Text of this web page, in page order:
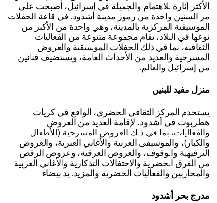
الأكثر إثارة للاهتمام والجميلة في إسرائيل، أصبحت على
مر السنين واحدة من رموز مدينة أشدود. في قاعة الحفلات
الموسيقية المركزية بالمدينة، وهي واحدة من الأكبر من
نوعها في البلاد، تقام مجموعة متنوعة من الفعاليات
الثقافية، بما في ذلك الحفلات الموسيقية والعروض
المسرحية والعديد من الأحداث العامة، ويستضيف فنانين
من إسرائيل والعالم.
منزل مفيد للبنين
يستخدم المركز الثقافي الحضري، الواقع في كريات
هطربوت في أشدود، لإقامة العديد من العروض
والفعاليات، بما في ذلك العروض المسرحية (للأطفال
والكبار)، والموسيقى العربية والأغاني العبرية، والعروض
الترفيهية والوقوف، والعروض العرقية، وعروض الرقص
من الفرق الحضرية والاحتفالات التذكارية والأغاني العربية
والمحاربين والفعاليات الحضرية والمزيد. يد بيضاء
مدرج بحر أشدود